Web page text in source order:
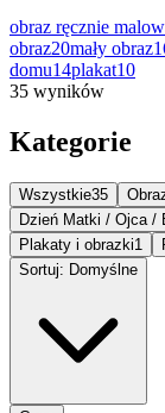
obraz ręcznie
obraz20mały obraz
domu14plakat10
35 wyników
Kategorie
Wszystkie35
Dzień Matki / Ojca /
Plakaty i obrazki1
Sortuj: Domyślne